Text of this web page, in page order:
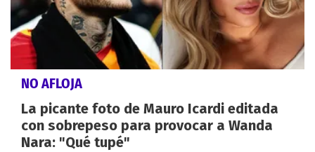
NO AFLOJA
La picante foto de Mauro Icardi editada
con sobrepeso para provocar a Wanda
Nara: "Qué tupé"